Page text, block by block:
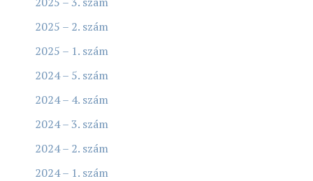
2025 – 2. szám
2025 – 1. szám
2024 – 5. szám
2024 – 4. szám
2024 – 3. szám
2024 – 2. szám
2024 – 1. szám